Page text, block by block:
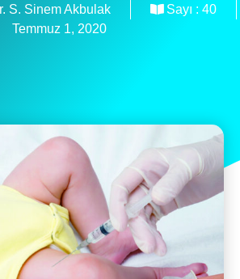
S. Sinem Akbulak Sayı : 40
Temmuz 1, 2020